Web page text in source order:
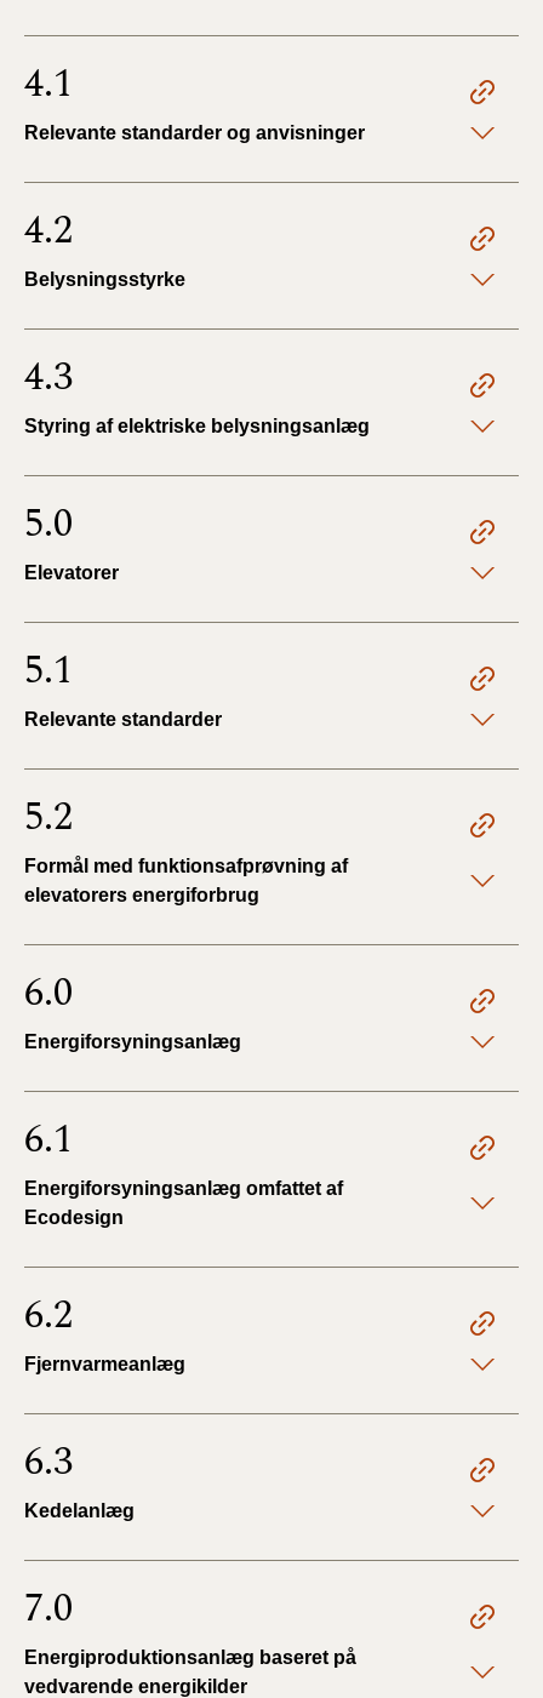
4.1
Relevante standarder og anvisninger
4.2
Belysningsstyrke
4.3
Styring af elektriske belysningsanlæg
5.0
Elevatorer
5.1
Relevante standarder
5.2
Formål med funktionsafprøvning af
elevatorers energiforbrug
6.0
Energiforsyningsanlæg
6.1
Energiforsyningsanlæg omfattet af
Ecodesign
6.2
Fjernvarmeanlæg
6.3
Kedelanlæg
7.0
Energiproduktionsanlæg baseret på
vedvarende energikilder